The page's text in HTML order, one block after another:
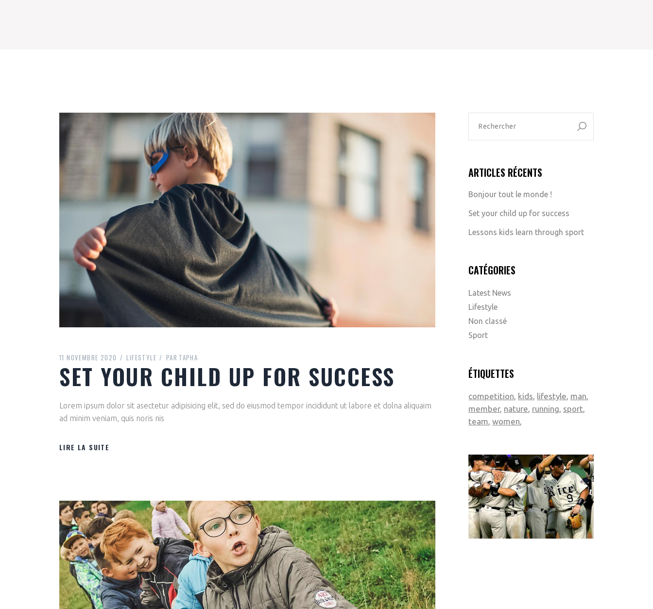
11 NOVEMBRE 2020 LIFESTYLE PAR TAPHA
SET YOUR CHILD UP FOR SUCCESS
Lorem ipsum dolor sit asectetur adipisicing elit, sed do eiusmod tempor incididunt ut labore et dolna aliquaim
ad minim veniam, quis noris nis
LIRE LA SUITE
RECHERCHER :
ARTICLES RÉCENTS
Bonjour tout le monde !
Set your child up for success
Lessons kids learn through sport
CATÉGORIES
Latest News
Lifestyle
Non classé
Sport
ÉTIQUETTES
competition kids lifestyle man
member nature running sport
team women